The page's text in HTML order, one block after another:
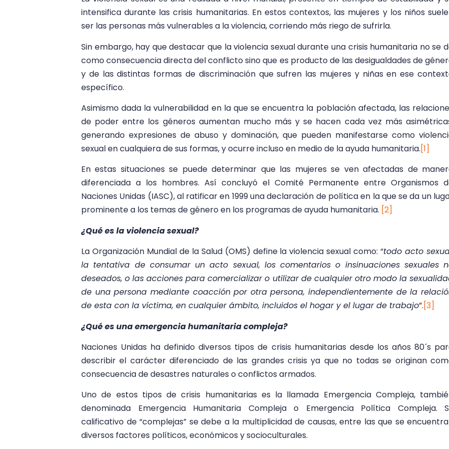
intensifica durante las crisis humanitarias. En estos contextos, las mujeres y los niños
ser las personas más vulnerables a la violencia, corriendo más riego de sufrirla.
Sin embargo, hay que destacar que la violencia sexual durante una crisis humanitaria no se
como consecuencia directa del conflicto sino que es producto de las desigualdades de
y de las distintas formas de discriminación que sufren las mujeres y niñas en ese
específico.
Asimismo dada la vulnerabilidad en la que se encuentra la población afectada, las
de poder entre los géneros aumentan mucho más y se hacen cada vez más
generando expresiones de abuso y dominación, que pueden manifestarse como
sexual en cualquiera de sus formas, y ocurre incluso en medio de la ayuda humanitaria.[1]
En estas situaciones se puede determinar que las mujeres se ven afectadas de
diferenciada a los hombres. Así concluyó el Comité Permanente entre Organismos
Naciones Unidas (IASC), al ratificar en 1999 una declaración de política en la que se da un
prominente a los temas de género en los programas de ayuda humanitaria. [2]
¿Qué es la violencia sexual?
La Organización Mundial de la Salud (OMS) define la violencia sexual como: “todo acto
la tentativa de consumar un acto sexual, los comentarios o insinuaciones sexuales
deseados, o las acciones para comercializar o utilizar de cualquier otro modo la
de una persona mediante coacción por otra persona, independientemente de la
de esta con la víctima, en cualquier ámbito, incluidos el hogar y el lugar de trabajo”.[3]
¿Qué es una emergencia humanitaria compleja?
Naciones Unidas ha definido diversos tipos de crisis humanitarias desde los años 80´s
describir el carácter diferenciado de las grandes crisis ya que no todas se originan
consecuencia de desastres naturales o conflictos armados.
Uno de estos tipos de crisis humanitarias es la llamada Emergencia Compleja,
denominada Emergencia Humanitaria Compleja o Emergencia Política Compleja.
calificativo de “complejas” se debe a la multiplicidad de causas, entre las que se
diversos factores políticos, económicos y socioculturales.